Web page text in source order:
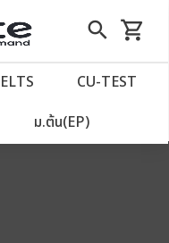
close
search
Skip
to
shopping_cart
รถเข็น
CU‑TEST
ม.ต้น(EP)
for 80002040